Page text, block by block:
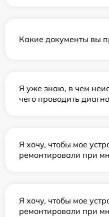
Какие документы вы
Я уже знаю, в чем
чего проводить
Я хочу, чтобы мое
ремонтировали при
Я хочу, чтобы мое
ремонтировали при